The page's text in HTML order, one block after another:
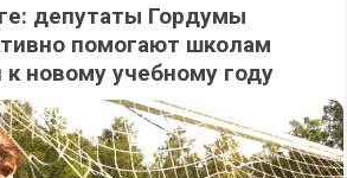
депутаты Гордумы
помогают школам
к новому учебному году